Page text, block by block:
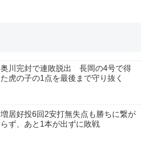
奥川完封で連敗脱出 長岡の4号で得
た虎の子の1点を最後まで守り抜く
増居好投6回2安打無失点も勝ちに繋が
らず、あと1本が出ずに敗戦